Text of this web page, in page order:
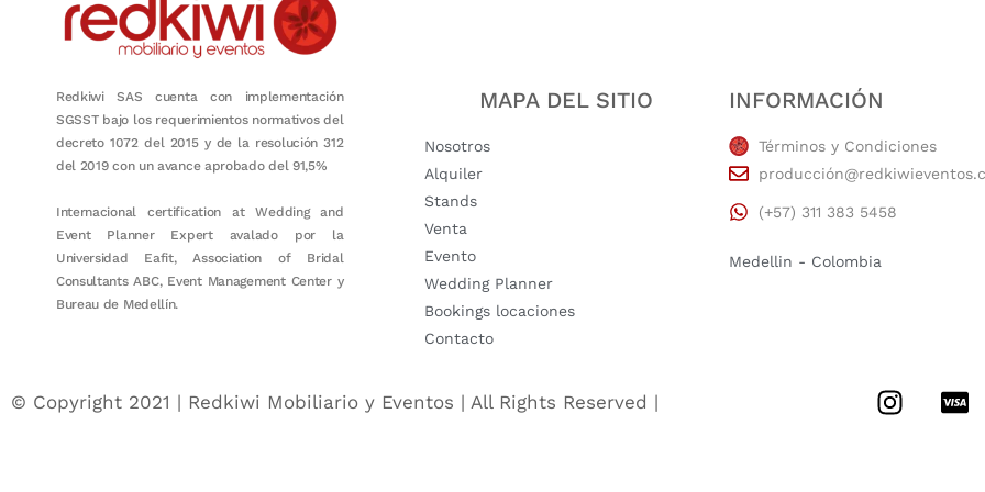
Redkiwi SAS cuenta con implementación
SGSST bajo los requerimientos normativos del
decreto 1072 del 2015 y de la resolución 312
del 2019 con un avance aprobado del 91,5%
Internacional certification at Wedding and
Event Planner Expert avalado por la
Universidad Eafit, Association of Bridal
Consultants ABC, Event Management Center y
Bureau de Medellín.
MAPA DEL SITIO
Nosotros
Alquiler
Stands
Venta
Evento
Wedding Planner
Bookings locaciones
Contacto
INFORMACIÓN
Términos y Condiciones
(+57) 311 383 5458
Medellin - Colombia
© Copyright 2021 | Redkiwi Mobiliario y Eventos | All Rights Reserved |